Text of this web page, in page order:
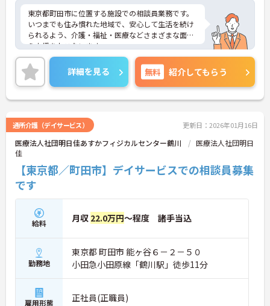
東京都町田市に位置する施設での相談員業務です。
いつまでも住み慣れた地域で、安心して生活を続け
られるよう、介護・福祉・医療などさまざまな面か
ら支援をおこないます。
年間休日122日ありますのでプライベートとの両立
可能です！
ご興味のある方は是非お気軽にお問い合わせくださ
い。
詳細を見る 無料 紹介してもらう
通所介護（デイサービス） 更新日：2026年01月16日
医療法人社団明日佳あすかフィジカルセンター鶴川
医療法人社団明日
佳
【東京都／町田市】デイサービスでの相談員募集
です
給料 月収 22.0万円～程度 諸手当込
勤務地
東京都 町田市 能ヶ谷６－２－５０
小田急小田原線「鶴川駅」徒歩11分
雇用形態 正社員(正職員)